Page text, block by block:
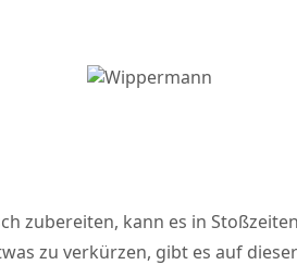
zubereiten, kann es in
zu verkürzen, gibt es auf